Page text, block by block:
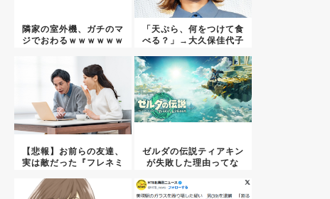
隣家の室外機、ガチのマ
ジでおわるｗｗｗｗｗｗ
「天ぷら、何をつけて食
べる？」→大久保佳代子
【悲報】お前らの友達、
実は敵だった『フレネミ
ゼルダの伝説ティアキン
が失敗した理由ってな